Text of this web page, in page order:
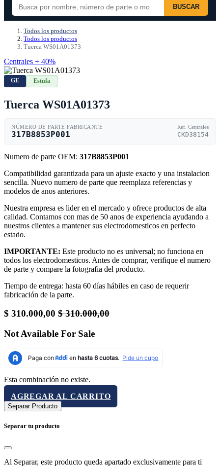
BUSCAR
Todos los productos
Todos los productos
Tuerca WS01A01373
Centrales + 40%
GE Estufa
Tuerca WS01A01373
NÚMERO DE PARTE FABRICANTE
317B8853P001
Ref. Centrales
CKD38154
Numero de parte OEM: 317B8853P001
Compatibilidad garantizada para un ajuste exacto y una instalacion
sencilla. Nuevo numero de parte que reemplaza referencias y
modelos de anos anteriores.
Nuestra empresa es lider en el mercado y ofrece productos de alta
calidad. Contamos con mas de 50 anos de experiencia ayudando a
nuestros clientes a mantener sus electrodomesticos en perfecto
estado.
IMPORTANTE: Este producto no es universal; no funciona en
todos los electrodomesticos. Antes de comprar, verifique el numero
de parte y compare la fotografia del producto.
Tiempo de entrega: hasta 60 días hábiles en caso de requerir
fabricación de la parte.
$ 310.000,00 $310.000,00
Not Available For Sale
Esta combinación no existe.
AGREGAR AL CARRITO
Separar Producto
Separar tu producto
Al Separar, este producto queda apartado exclusivamente para ti